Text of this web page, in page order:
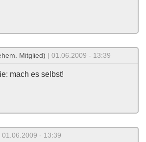
Mitglied) | 01.06.2009 - 13:39
mach es selbst!
01.06.2009 - 13:39